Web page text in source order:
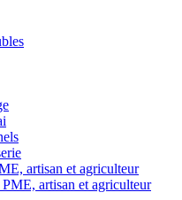
artisan et agriculteur
artisan et agriculteur